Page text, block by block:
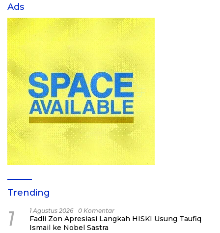
Ads
Trending
1 1 Agustus 2026 0 Komentar
Fadli Zon Apresiasi Langkah HISKI Usung Taufiq
Ismail ke Nobel Sastra